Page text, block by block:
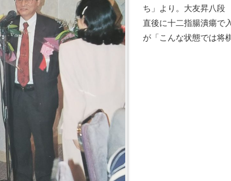
ち」より。大友昇八段
直後に十二指腸潰瘍で
が「こんな状態では将